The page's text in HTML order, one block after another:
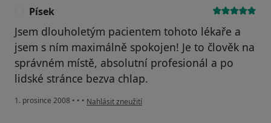
Písek
Jsem dlouholetým pacientem tohoto lékaře a
jsem s ním maximálně spokojen! Je to člověk na
správném místě, absolutní profesionál a po
lidské stránce bezva chlap.
1. prosince 2008 • • • podle názoru uživatele Písek
Nahlásit zneužití